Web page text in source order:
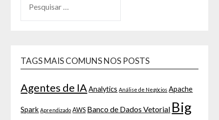
TAGS MAIS COMUNS NOS POSTS
Agentes de IA Analytics Análise de Negócios Apache
Spark Aprendizado AWS Banco de Dados Vetorial Big